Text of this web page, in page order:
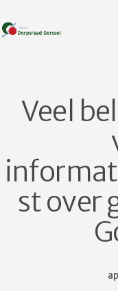
naar
Veel
st over